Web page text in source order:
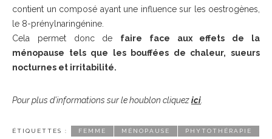
contient un composé ayant une influence sur les oestrogènes,
le 8-prénylnaringénine.
Cela permet donc de faire face aux effets de la
ménopause tels que les bouffées de chaleur, sueurs
nocturnes et irritabilité.
Pour plus d’informations sur le houblon cliquezici
ÉTIQUETTES : FEMME MÉNOPAUSE PHYTOTHÉRAPIE